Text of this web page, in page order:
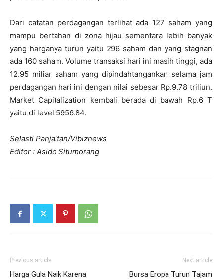
Dari catatan perdagangan terlihat ada 127 saham yang
mampu bertahan di zona hijau sementara lebih banyak
yang harganya turun yaitu 296 saham dan yang stagnan
ada 160 saham. Volume transaksi hari ini masih tinggi, ada
12.95 miliar saham yang dipindahtangankan selama jam
perdagangan hari ini dengan nilai sebesar Rp.9.78 triliun.
Market Capitalization kembali berada di bawah Rp.6 T
yaitu di level 5956.84.
Selasti Panjaitan/Vibiznews
Editor : Asido Situmorang
Previous article
Harga Gula Naik Karena
Next article
Bursa Eropa Turun Tajam